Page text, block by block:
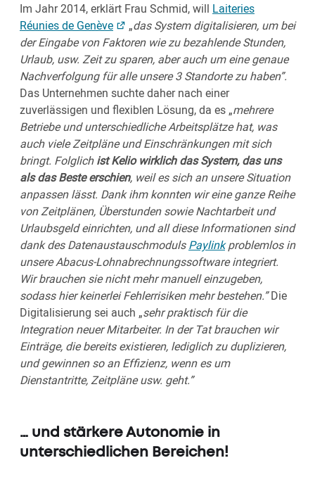
Im Jahr 2014, erklärt Frau Schmid, will Laiteries
Réunies de Genève
„das System digitalisieren, um bei
der Eingabe von Faktoren wie zu bezahlende Stunden,
Urlaub, usw. Zeit zu sparen, aber auch um eine genaue
Nachverfolgung für alle unsere 3 Standorte zu haben”.
Das Unternehmen suchte daher nach einer
zuverlässigen und flexiblen Lösung, da es „mehrere
Betriebe und unterschiedliche Arbeitsplätze hat, was
auch viele Zeitpläne und Einschränkungen mit sich
bringt. Folglichist Kelio wirklich das System, das uns
als das Beste erschien, weil es sich an unsere Situation
anpassen lässt. Dank ihm konnten wir eine ganze Reihe
von Zeitplänen, Überstunden sowie Nachtarbeit und
Urlaubsgeld einrichten, und all diese Informationen sind
dank des DatenaustauschmodulsPaylinkproblemlos in
unsere Abacus-Lohnabrechnungssoftware integriert.
Wir brauchen sie nicht mehr manuell einzugeben,
sodass hier keinerlei Fehlerrisiken mehr bestehen.”Die
Digitalisierung sei auch „sehr praktisch für die
Integration neuer Mitarbeiter. In der Tat brauchen wir
Einträge, die bereits existieren, lediglich zu duplizieren,
und gewinnen so an Effizienz, wenn es um
Dienstantritte, Zeitpläne usw. geht.”
… und stärkere Autonomie in
unterschiedlichen Bereichen!